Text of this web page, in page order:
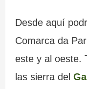
Desde aquí
Comarca da
este y al oeste.
las sierra del